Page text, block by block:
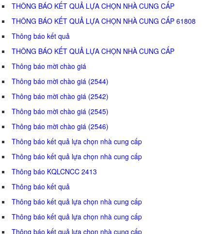
THÔNG BÁO KẾT QUẢ LỰA CHỌN NHÀ CUNG CẤP
THÔNG BÁO KẾT QUẢ LỰA CHỌN NHÀ CUNG CẤP 61808
Thông báo kết quả
THÔNG BÁO KẾT QUẢ LỰA CHỌN NHÀ CUNG CẤP
Thông báo mời chào giá
Thông báo mời chào giá (2544)
Thông báo mời chào giá (2542)
Thông báo mời chào giá (2545)
Thông báo mời chào giá (2546)
Thông báo kết quả lựa chọn nhà cung cấp
Thông báo kết quả lựa chọn nhà cung cấp
Thông báo KQLCNCC 2413
Thông báo kết quả
Thông báo kết quả lựa chọn nhà cung cấp
Thông báo kết quả lựa chọn nhà cung cấp
Thông báo kết quả lựa chọn nhà cung cấp